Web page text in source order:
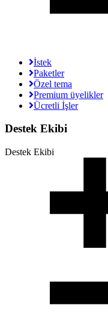
İstek
Paketler
Özel tema
Premium üyelikler
Ücretli İşler
Destek Ekibi
Destek Ekibi